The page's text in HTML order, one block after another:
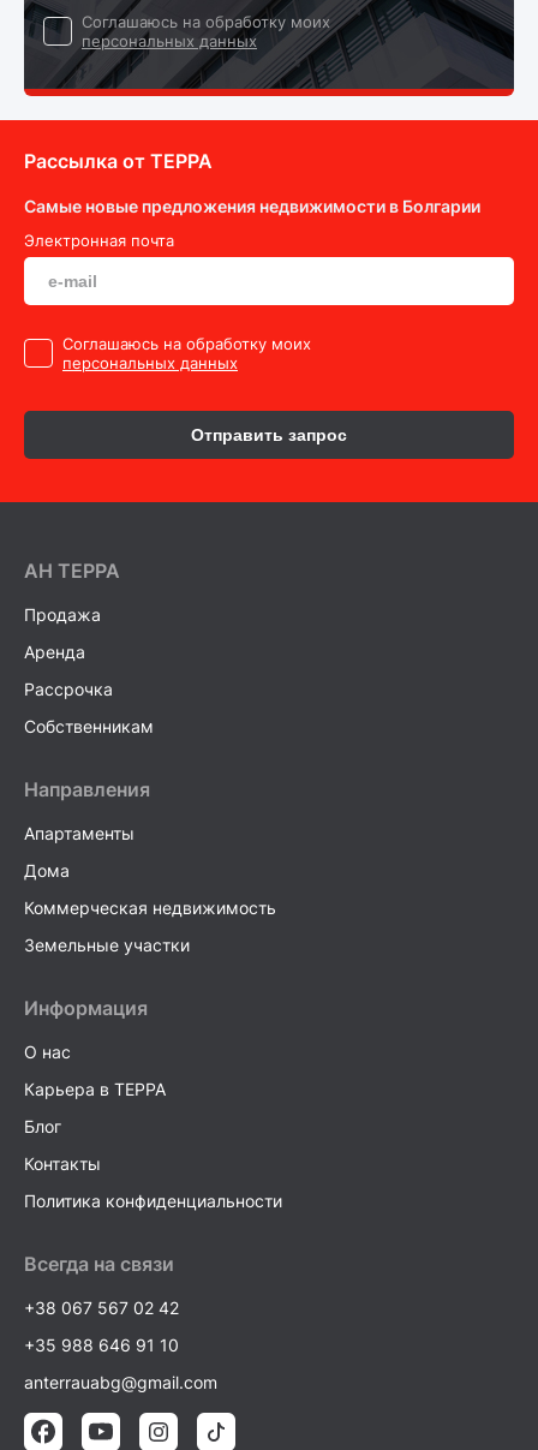
Cоглашаюсь на обработку моих
персональных данных
Рассылка от ТEPPA
Самые новые предложения недвижимости в Болгарии
Электронная почта
Cоглашаюсь на обработку моих
персональных данных
Отправить запрос
AH ТEPPA
Продажа
Аренда
Рассрочка
Собственникам
Направления
Апартаменты
Дома
Коммерческая недвижимость
Земельные участки
Информация
О нас
Карьера в TEPPA
Блог
Контакты
Политика конфиденциальности
Всегда на связи
+38 067 567 02 42
+35 988 646 91 10
anterrauabg@gmail.com